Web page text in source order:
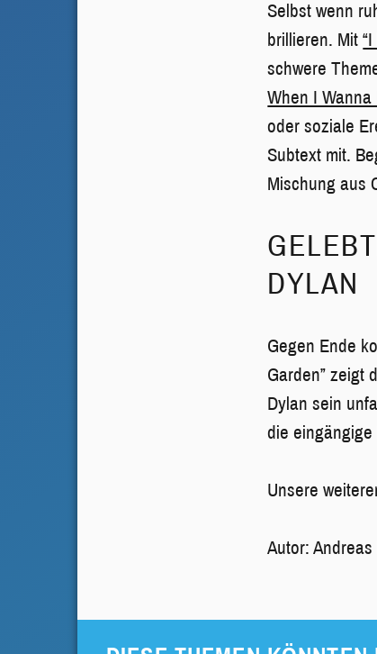
Selbst wenn
brillieren. Mit
schwere
When I Wanna
oder soziale
Subtext mit.
Mischung aus
DYLAN
Gegen Ende
Garden” zeigt
Dylan sein
die
Unsere
Autor: